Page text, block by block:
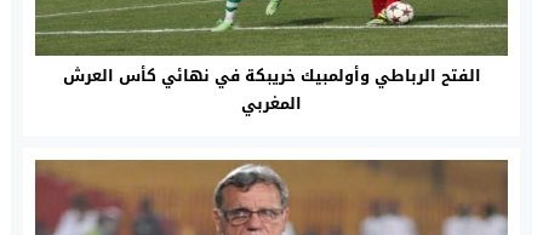
الفتح الرباطي وأولمبيك خريبكة في نهائي كأس العرش
المغربي